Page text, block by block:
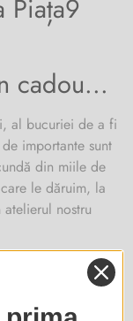
Piața9
cadou...
al bucuriei de a fi
importante sunt
din miile de
le dăruim, la
nostru